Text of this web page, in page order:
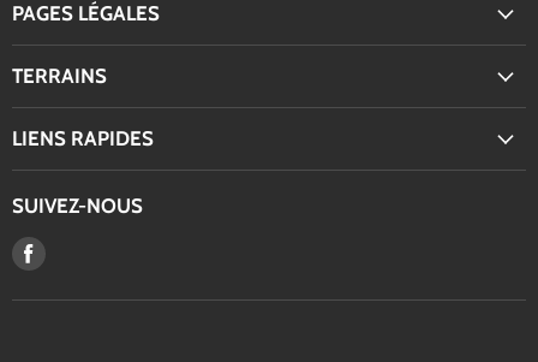
PAGES LÉGALES
TERRAINS
LIENS RAPIDES
SUIVEZ-NOUS
Trouvez-
sur